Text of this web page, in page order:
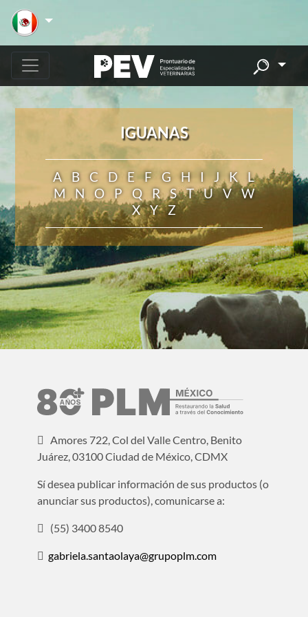
IGUANAS
A B C D E F G H I J K
L
M
N O P Q R S T U V
W
X
Y Z
Amores 722, Col del Valle Centro, Benito
Juárez, 03100 Ciudad de México, CDMX
Sí desea publicar información de sus productos (o
anunciar sus productos), comunicarse a:
(55) 3400 8540
gabriela.santaolaya@grupoplm.com